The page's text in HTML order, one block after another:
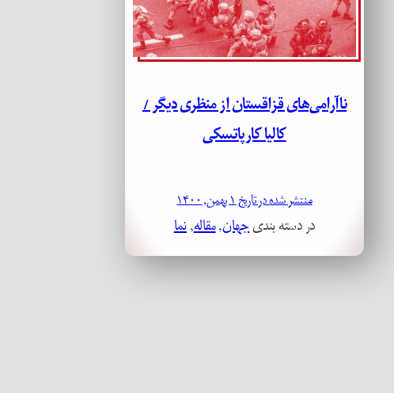
ناآرامی‌های قزاقستان از منظری دیگر /
کالیا کارپاتسکی
منتشر شده در تاریخ ۱ بهمن, ۱۴۰۰
در دسته بندیجهان, مقاله, نما